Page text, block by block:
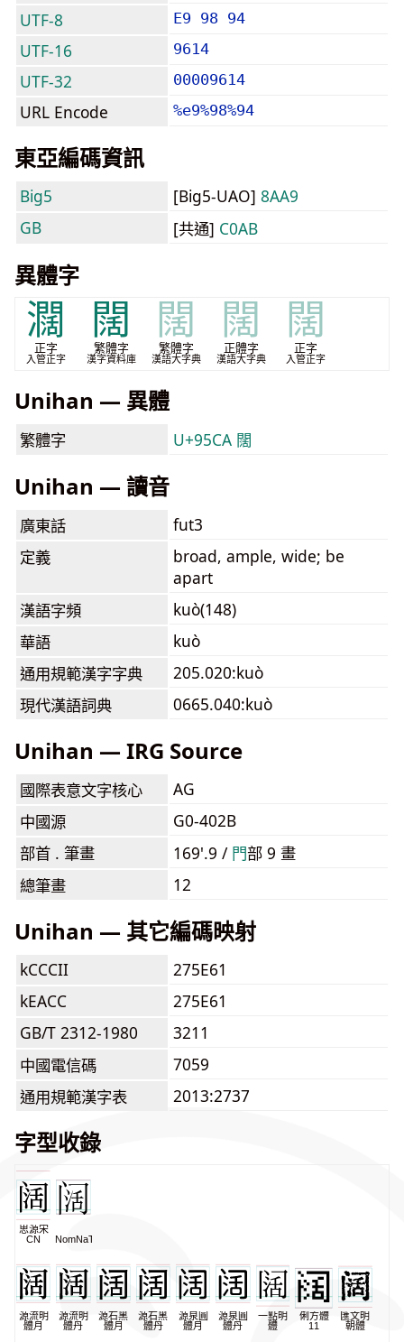
UTF-8 E9 98 94
UTF-16 9614
UTF-32 00009614
URL Encode %e9%98%94
東亞編碼資訊
Big5 [Big5-UAO] 8AA9
GB
[共通] C0AB
異體字
𤄃
正字
入管正字
闊
繁體字
漢字資料庫
闊
繁體字
漢語大字典
闊
正體字
漢語大字典
闊
正字
入管正字
Unihan — 異體
繁體字 U+95CA 闊
Unihan — 讀音
廣東話
fut3
定義
broad, ample, wide; be
apart
漢語字頻
kuò(148)
華語
kuò
通用規範漢字字典
205.020:kuò
現代漢語詞典
0665.040:kuò
Unihan — IRG Source
國際表意文字核心
AG
中國源
G0-402B
部首 . 筆畫
169'.9 / ⾨部 9 畫
總筆畫
12
Unihan — 其它編碼映射
kCCCII
275E61
kEACC
275E61
GB/T 2312-1980
3211
中國電信碼
7059
通用規範漢字表
2013:2737
字型收錄
思源宋
CN
NomNaTong
源流明
體月
源流明
體丹
源石黑
體月
源石黑
體丹
源泉圓
體月
源泉圓
體丹
一點明
體
俐方體
11
匯文明
朝體